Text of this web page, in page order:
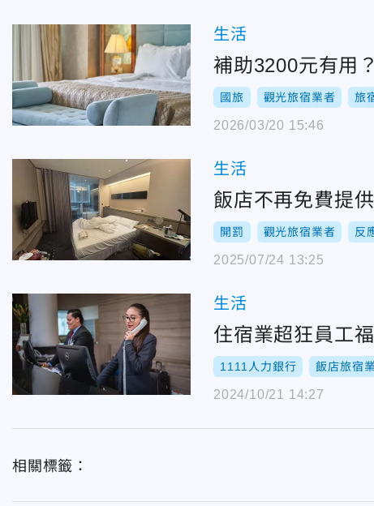
生活
補助3200元有用
國旅 觀光旅宿業者 旅
2026/03/20 15:46
生活
飯店不再免費提
開罰 觀光旅宿業者 反
2025/07/24 13:25
生活
住宿業超狂員工
1111人力銀行 飯店旅宿
2024/10/21 14:27
相關標籤：